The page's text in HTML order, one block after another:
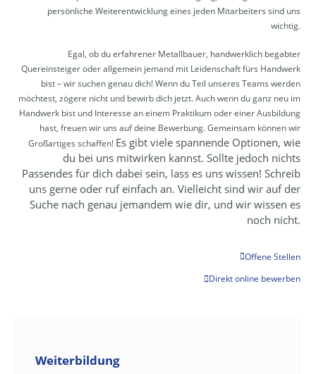
persönliche Weiterentwicklung eines jeden Mitarbeiters sind uns
wichtig.
Egal, ob du erfahrener Metallbauer, handwerklich begabter
Quereinsteiger oder allgemein jemand mit Leidenschaft fürs Handwerk
bist – wir suchen genau dich! Wenn du Teil unseres Teams werden
möchtest, zögere nicht und bewirb dich jetzt. Auch wenn du ganz neu im
Handwerk bist und Interesse an einem Praktikum oder einer Ausbildung
hast, freuen wir uns auf deine Bewerbung. Gemeinsam können wir
Großartiges schaffen! Es gibt viele spannende Optionen, wie
du bei uns mitwirken kannst. Sollte jedoch nichts
Passendes für dich dabei sein, lass es uns wissen! Schreib
uns gerne oder ruf einfach an. Vielleicht sind wir auf der
Suche nach genau jemandem wie dir, und wir wissen es
noch nicht.
Offene Stellen
Direkt online bewerben
Weiterbildung